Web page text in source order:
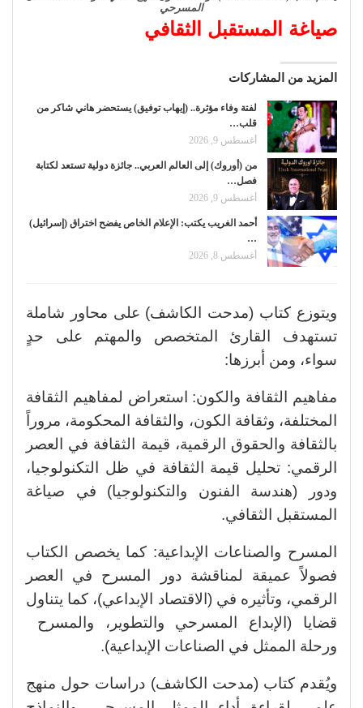
المسرحي
صياغة المستقبل الثقافي
المزيد من المشاركات
لفتة وفاء مؤثرة.. (إيهاب توفيق) يستحضر هاني شاكر من
قلب…
أغسطس 9, 2026
من (أوروك) إلى العالم العربي.. جائزة دولية تستعد لكتابة
فصل…
أغسطس 9, 2026
أحمد الغريب يكتب: الإعلام الخاص يفضح اختراق (إسرائيل)
…
أغسطس 8, 2026
و​يتوزع كتاب (مدحت الكاشف) على محاور شاملة
تستهدف القارئ المتخصص والمهتم على حدٍ
سواء، ومن أبرزها:
​مفاهيم الثقافة والكون: استعراض لمفاهيم الثقافة
المختلفة، وثقافة الكون، والثقافة المحكومة، مروراً
بالثقافة والحقوق الرقمية، قيمة الثقافة في العصر
الرقمي: تحليل قيمة الثقافة في ظل التكنولوجيا،
ودور (هندسة الفنون والتكنولوجيا) في صياغة
المستقبل الثقافي.
​المسرح والصناعات الإبداعية: كما يخصص الكتاب
فصولاً عميقة لمناقشة دور المسرح في العصر
الرقمي، وتأثيره في (الاقتصاد الإبداعي)، كما يتناول
قضايا (الإبداع المسرحي والتطوير، والمسرح
ورحلة الممثل في الصناعات الإبداعية).
​ويُقدم كتاب (مدحت الكاشف) دراسات حول منهج